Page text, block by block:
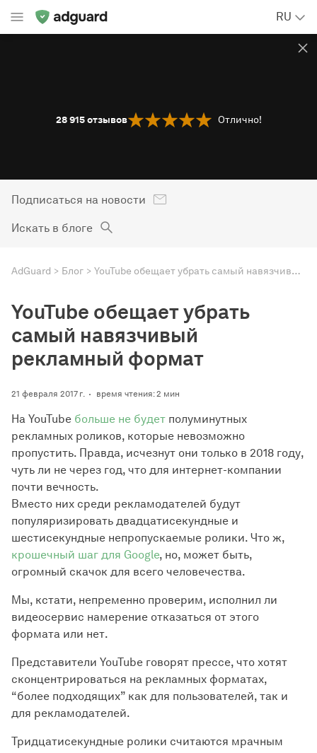
RU
28 915отзывов Отлично!
Подписаться на новости
Искать в блоге
AdGuard Блог YouTube обещает убрать самый навязчивый рекламный формат
YouTube обещает убрать
самый навязчивый
рекламный формат
21 февраля 2017 г. время чтения: 2 мин
На YouTube больше не будет полуминутных
рекламных роликов, которые невозможно
пропустить. Правда, исчезнут они только в 2018 году,
чуть ли не через год, что для интернет-компании
почти вечность.
Вместо них среди рекламодателей будут
популяризировать двадцатисекундные и
шестисекундные непропускаемые ролики. Что ж,
крошечный шаг для Google, но, может быть,
огромный скачок для всего человечества.
Мы, кстати, непременно проверим, исполнил ли
видеосервис намерение отказаться от этого
формата или нет.
Представители YouTube говорят прессе, что хотят
сконцентрироваться на рекламных форматах,
“более подходящих” как для пользователей, так и
для рекламодателей.
Тридцатисекундные ролики считаются мрачным